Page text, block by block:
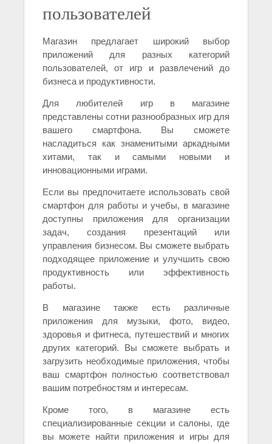
пользователей
Магазин предлагает широкий выбор
приложений для разных категорий
пользователей, от игр и развлечений до
бизнеса и продуктивности.
Для любителей игр в магазине
представлены сотни разнообразных игр для
вашего смартфона. Вы сможете
насладиться как знаменитыми аркадными
хитами, так и самыми новыми и
инновационными играми.
Если вы предпочитаете использовать свой
смартфон для работы и учебы, в магазине
доступны приложения для организации
задач, создания презентаций или
управления бизнесом. Вы сможете выбрать
подходящее приложение и улучшить свою
продуктивность или эффективность
работы.
В магазине также есть различные
приложения для музыки, фото, видео,
здоровья и фитнеса, путешествий и многих
других категорий. Вы сможете выбрать и
загрузить необходимые приложения, чтобы
ваш смартфон полностью соответствовал
вашим потребностям и интересам.
Кроме того, в магазине есть
специализированные секции и салоны, где
вы можете найти приложения и игры для